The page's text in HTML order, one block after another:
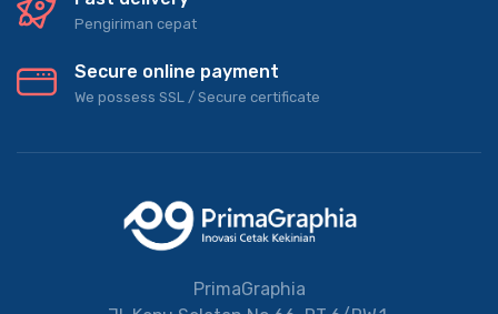
Pengiriman cepat
Secure online payment
We possess SSL / Secure сertificate
PrimaGraphia